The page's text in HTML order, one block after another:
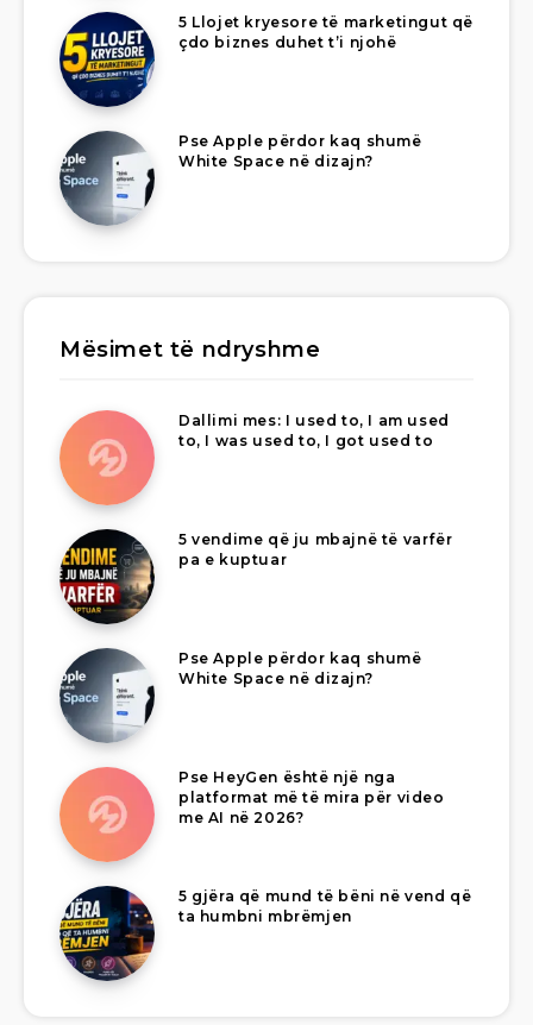
5 Llojet kryesore të marketingut që
çdo biznes duhet t’i njohë
Pse Apple përdor kaq shumë
White Space në dizajn?
Mësimet të ndryshme
Dallimi mes: I used to, I am used
to, I was used to, I got used to
5 vendime që ju mbajnë të varfër
pa e kuptuar
Pse Apple përdor kaq shumë
White Space në dizajn?
Pse HeyGen është një nga
platformat më të mira për video
me AI në 2026?
5 gjëra që mund të bëni në vend që
ta humbni mbrëmjen